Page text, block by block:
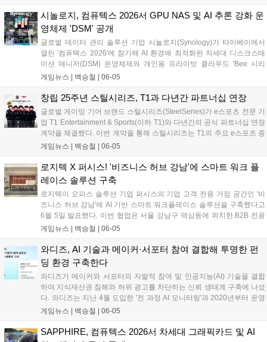
어링 협력을 기반으로 최첨단 모델 훈련부터 차세대 PC 및 로보틱스 컴
퓨팅 플랫폼까지 아우르는 고성능 반도체 생태계를 구축할 방침이다....
시놀로지, 컴퓨텍스 2026서 GPU NAS 및 AI 추론 강화 운
영체제 'DSM' 공개
글로벌 데이터 관리 솔루션 기업 시놀로지(Synology)가 타이베이에서
열린 '컴퓨텍스 2026'에 참가해 AI 환경에 최적화된 차세대 디스크스테
이션 매니저(DSM) 운영체제와 개인용 프라이빗 클라우드 'Bee 시리
즈'를 포함한 신규 라인업을 전격 공개했다. 이번 신제품군은 하드웨어
것이 특징이다. 대용량 미디어 파일 백업이 잦은 크리에이터와 게이머,
그리고 엔터프라이즈 인프라를 아우르는 차세대 데이터 생태계를 구축
하겠다는 전략이다....
게임뉴스 | 백승철 06-05
창립 25주년 스틸시리즈, T1과 다년간 파트너십 연장
글로벌 게이밍 기어 브랜드 스틸시리즈(SteelSeries)가 e스포츠 전문 기
업 T1 Entertainment & Sports(이하 T1)와 다년간의 공식 파트너십 연장
계약을 체결했다. 이번 계약을 통해 스틸시리즈는 T1의 주요 e스포츠 종
목인 리그 오브 레전드(LoL)와 발로란트(VALORANT) 팀 소속 선수들에
는 향후 제품 테스트와 마케팅 활동 등 다양한 프로젝트에서 협력하며
프리미엄 게이밍 기어의 기술 우수성을 강화할 방침이다....
게임뉴스 | 백승철 06-05
로지텍 X 퍼시스! '비즈니스 허브 강남'에 스마트 워크 플
레이스 솔루션 구축
로지텍이 오피스 솔루션 기업 퍼시스의 기업 고객 전용 거점 공간인 '비
즈니스 허브 강남'에 AI 기반 스마트 워크플레이스 솔루션을 구축했다고
6월 5일 발표했다. 이번 협업은 서울 강남구 역삼동에 위치한 B2B 전용
공간에서 실제 업무 및 고객 상담 환경을 기반으로 진행됐다. 로지텍은
솔루션을 도입해 하이브리드 업무 환경에 맞춘 스마트 협업 환경을 구현
했다. 퍼시스의 '비즈니스 허브 강남'은 강남업무지구(GBD) 내 기업 고객
에게 실제 업무 환경 기반의 오피스 경험을 제공하는 실사용 기반 공간
이다. 퍼시스 직원들의 실제 근무 공간과 고객 체험 및 상담 공간으로 운
영되어, 방문 고객이 로지텍의 화상회의 솔루션이 적용된 업무 환경을
직접 확인하고 자사에 적합한 구축 방향을 검토할 수 있도록 했다....
게임뉴스 | 백승철 06-05
와디즈, AI 기술과 메이커·서포터 참여 결합해 투명한 펀
딩 환경 구축한다
와디즈가 메이커와 서포터의 자발적 참여 및 인공지능(AI) 기술을 결합
하여 지식재산권 침해와 허위 광고를 차단하는 신뢰 생태계 구축에 나섰
다. 와디즈는 지난 4월 도입한 '전 과정 AI 모니터링'과 2020년부터 운영
해 온 이용자 신고하기 기능을 연계해 기술적 탐지가 어려운 이미지 무
있다. 이번 시스템 고도화를 통해 창작자의 독창적인 아이디어가 무단
게임뉴스 | 백승철 06-05
SAPPHIRE, 컴퓨텍스 2026서 차세대 그래픽카드 및 AI